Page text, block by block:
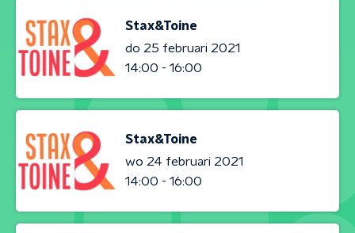
Stax&Toine
do 25 februari 2021
14:00 - 16:00
Stax&Toine
wo 24 februari 2021
14:00 - 16:00